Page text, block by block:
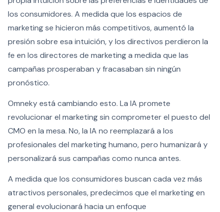
los consumidores. A medida que los espacios de
marketing se hicieron más competitivos, aumentó la
presión sobre esa intuición, y los directivos perdieron la
fe en los directores de marketing a medida que las
campañas prosperaban y fracasaban sin ningún
pronóstico.
Omneky está cambiando esto. La IA promete
revolucionar el marketing sin comprometer el puesto del
CMO en la mesa. No, la IA no reemplazará a los
profesionales del marketing humano, pero humanizará y
personalizará sus campañas como nunca antes.
A medida que los consumidores buscan cada vez más
atractivos personales, predecimos que el marketing en
general evolucionará hacia un enfoque